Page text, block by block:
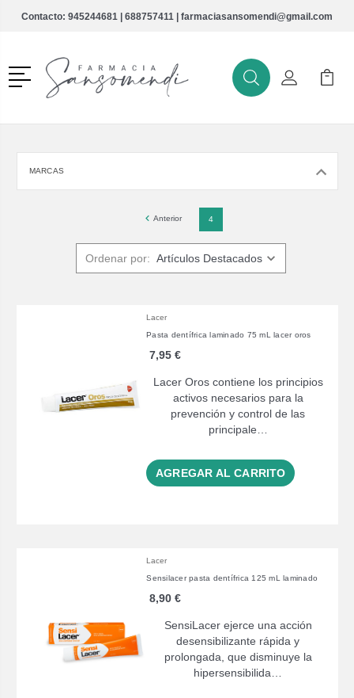
Contacto: 945244681 | 688757411 | farmaciasansomendi@gmail.com
Menú
BuscarMi Cuenta
Mi
MARCAS
Anterior 4
Ordenar por:
Lacer
Pasta dentífrica laminado 75 mL lacer oros
7,95 €
Lacer Oros contiene los principios
activos necesarios para la
prevención y control de las
principale…
AGREGAR AL CARRITO
Lacer
Sensilacer pasta dentífrica 125 mL laminado
8,90 €
SensiLacer ejerce una acción
desensibilizante rápida y
prolongada, que disminuye la
hipersensibilida…